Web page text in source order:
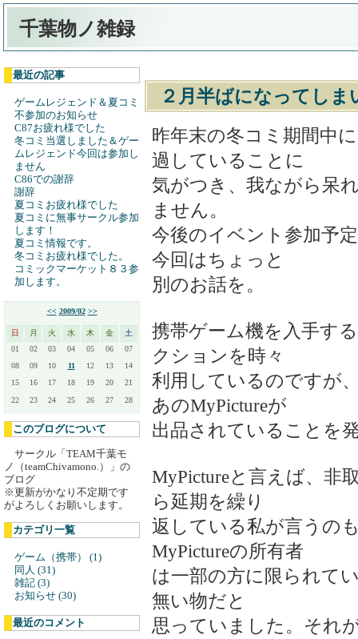
千葉物ノ雑録
最近の記事
ゲームレジェンド＆夏コミ
不参加のお知らせ
C87お疲れ様でした
冬コミ当選しました＆ゲー
ムレジェンド今回は参加し
ません
C86での謝辞
謝辞
夏コミお疲れ様でした
夏コミに無事サークル参加
します！
夏コミ情報です。
冬コミお疲れ様でした。
コミックマーケット８３参
加します。
<< 2009/02 >>
日 月 火 水 木 金
土
01
02 03 04 05 06
07
08
09 10 11 12 13
14
15
16 17 18 19 20
21
22
23 24 25 26 27 28
このブログについて
サークル「TEAM千葉モ
ノ（teamChivamono.）」の
ブログ
※更新がかなり不定期です
がよろしくお願いします。
カテゴリ一覧
ゲーム（携帯） (1)
同人 (31)
雑記 (3)
お知らせ (30)
最近のコメント
２月半ばになってし
昨年末の冬コミ期間中
過していることに
気がつき、我ながら呆
ません。
今後のイベント参加予
今回はちょっと
別のお話を。
携帯ゲーム機を入手す
クションを時々
利用しているのですが
あのMyPictureが
出品されていることを
MyPictureと言えば、非
ら延期を繰り
返している私が言うの
MyPictureの所有者
は一部の方に限られて
無い物だと
思っていました。それ